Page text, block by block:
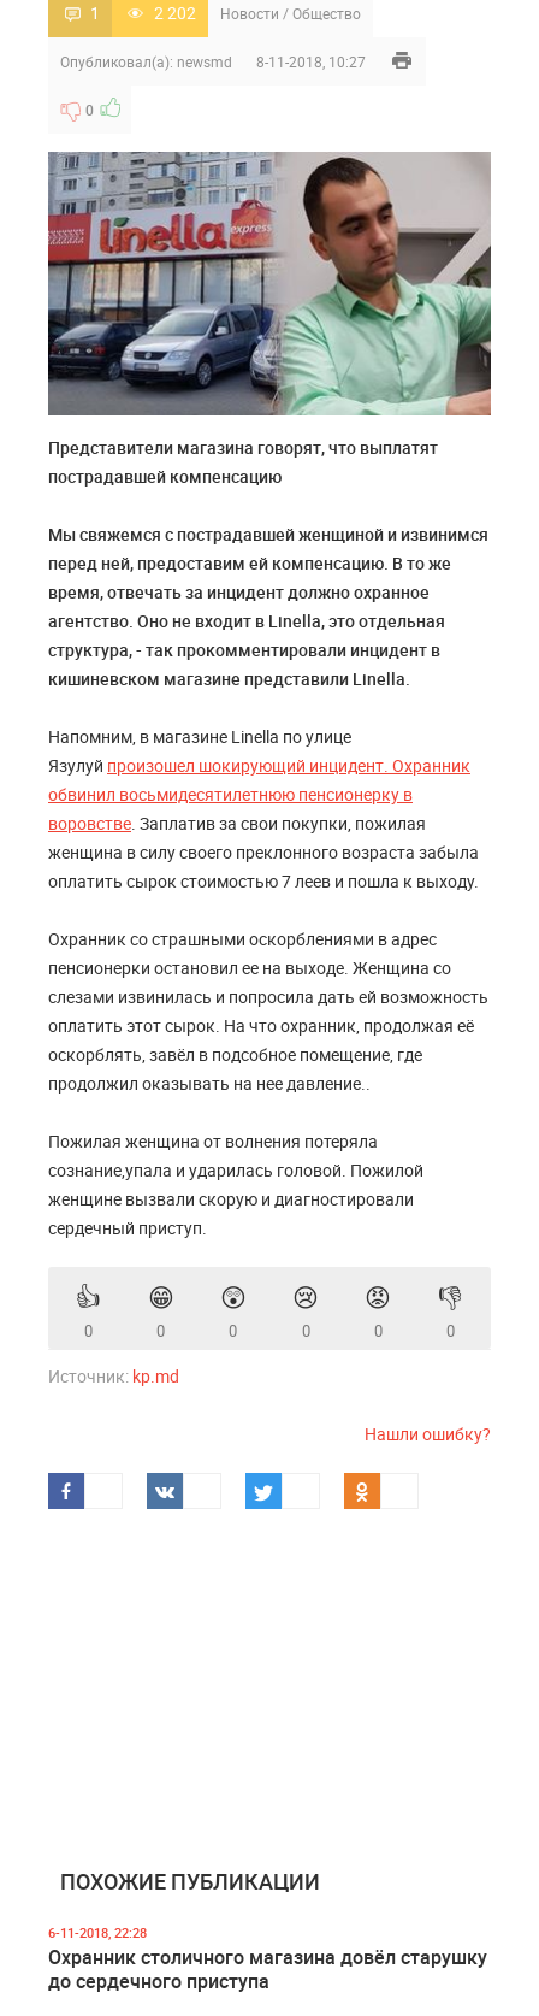
1 2 202 Новости /Общество
Опубликовал(а): newsmd 8-11-2018, 10:27
0
Представители магазина говорят, что выплатят
пострадавшей компенсацию
Мы свяжемся с пострадавшей женщиной и извинимся
перед ней, предоставим ей компенсацию. В то же
время, отвечать за инцидент должно охранное
агентство. Оно не входит в Linella, это отдельная
структура, - так прокомментировали инцидент в
кишиневском магазине представили Linella.
Напомним, в магазине Linella по улице
Язулуй произошел шокирующий инцидент. Охранник
обвинил восьмидесятилетнюю пенсионерку в
воровстве . Заплатив за свои покупки, пожилая
женщина в силу своего преклонного возраста забыла
оплатить сырок стоимостью 7 леев и пошла к выходу.
Охранник со страшными оскорблениями в адрес
пенсионерки остановил ее на выходе. Женщина со
слезами извинилась и попросила дать ей возможность
оплатить этот сырок. На что охранник, продолжая её
оскорблять, завёл в подсобное помещение, где
продолжил оказывать на нее давление..
Пожилая женщина от волнения потеряла
сознание,упала и ударилась головой. Пожилой
женщине вызвали скорую и диагностировали
сердечный приступ.
👍
0
😁
0
😲
0
😢
0
😡
0
👎
0
Источник: kp.md
Нашли ошибку?
ПОХОЖИЕ ПУБЛИКАЦИИ
6-11-2018, 22:28
Охранник столичного магазина довёл старушку
до сердечного приступа